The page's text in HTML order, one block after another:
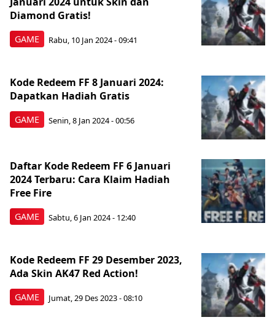
GAME
Diamond Gratis!
Rabu, 10 Jan 2024 - 09:41
GAME
Kode Redeem FF 8 Januari 2024:
Dapatkan Hadiah Gratis
Senin, 8 Jan 2024 - 00:56
GAME
Daftar Kode Redeem FF 6 Januari
2024 Terbaru: Cara Klaim Hadiah
Free Fire
Sabtu, 6 Jan 2024 - 12:40
GAME
Kode Redeem FF 29 Desember 2023,
Ada Skin AK47 Red Action!
Jumat, 29 Des 2023 - 08:10